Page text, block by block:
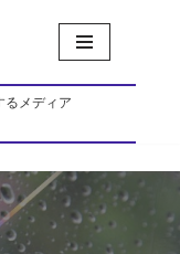
るメディア